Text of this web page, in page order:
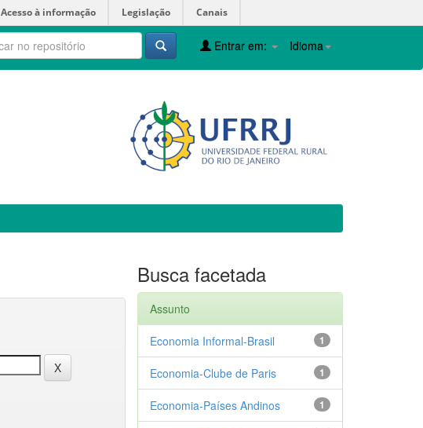
Acesso à informação Legislação Canais
Idioma
Entrar em:
Busca facetada
Assunto
1
Economia Informal-Brasil
1
Economia-Clube de Paris
1
Economia-Países Andinos